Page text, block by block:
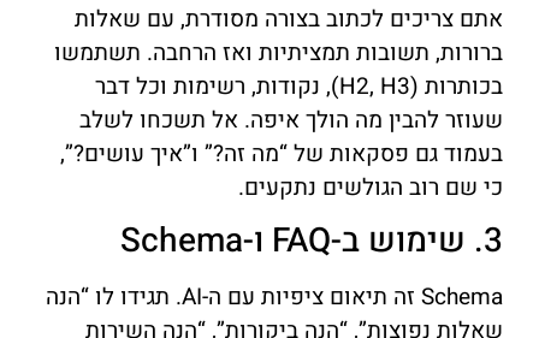
אתם צריכים לכתוב בצורה מסודרת, עם שאלות
ברורות, תשובות תמציתיות ואז הרחבה. תשתמשו
בכותרות (H2, H3), נקודות, רשימות וכל דבר
שעוזר להבין מה הולך איפה. אל תשכחו לשלב
בעמוד גם פסקאות של “מה זה?” ו”איך עושים?”,
כי שם רוב הגולשים נתקעים.
3. שימוש ב-FAQ ו-Schema
Schema זה תיאום ציפיות עם ה-AI. תגידו לו “הנה
שאלות נפוצות”, “הנה ביקורות”, “הנה השירות